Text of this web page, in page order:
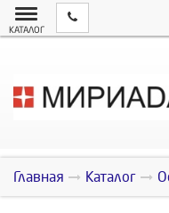
КАТАЛОГ
Главная Каталог